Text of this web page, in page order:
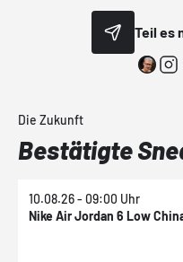
Teil es
Die Zukunft
Bestätigte
10.08.26 - 09:00 Uhr
Nike Air Jordan 6 Low